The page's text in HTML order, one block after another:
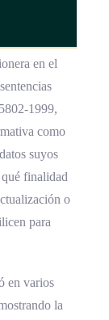
en el
1999,
como
suyos
finalidad
o
para
en varios
la